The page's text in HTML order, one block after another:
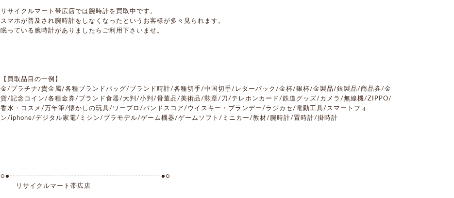
リサイクルマート帯広店では腕時計を買取中です。
スマホが普及され腕時計をしなくなったというお客様が多々見られます。
眠っている腕時計がありましたらご利用下さいませ。
【買取品目の一例】
金/プラチナ/貴金属/各種ブランドバッグ/ブランド時計/各種切手/中国切手/レターパック/金杯/銀杯/金製品/銀製品/商品券/金
貨/記念コイン/各種金券/ブランド食器/大判/小判/骨董品/美術品/勲章/刀/テレホンカード/鉄道グッズ/カメラ/無線機/ZIPPO/
香水・コスメ/万年筆/懐かしの玩具/ワープロ/バンドスコア/ウイスキー・ブランデー/ラジカセ/電動工具/スマートフォ
ン/iphone/デジタル家電/ミシン/プラモデル/ゲーム機器/ゲームソフト/ミニカー/教材/腕時計/置時計/掛時計
○●----------------------------------------------------●○
リサイクルマート帯広店